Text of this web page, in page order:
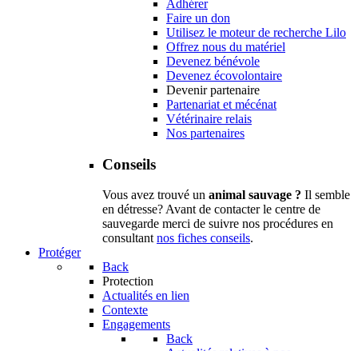
Adhérer
Faire un don
Utilisez le moteur de recherche Lilo
Offrez nous du matériel
Devenez bénévole
Devenez écovolontaire
Devenir partenaire
Partenariat et mécénat
Vétérinaire relais
Nos partenaires
Conseils
Vous avez trouvé un animal sauvage ? Il semble
en détresse? Avant de contacter le centre de
sauvegarde merci de suivre nos procédures en
consultantnos fiches conseils.
Protéger
Back
Protection
Actualités en lien
Contexte
Engagements
Back